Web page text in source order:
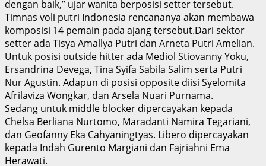
dengan baik,” ujar wanita berposisi setter tersebut.
Timnas voli putri Indonesia rencananya akan membawa
komposisi 14 pemain pada ajang tersebut.Dari sektor
setter ada Tisya Amallya Putri dan Arneta Putri Amelian.
Untuk posisi outside hitter ada Mediol Stiovanny Yoku,
Ersandrina Devega, Tina Syifa Sabila Salim serta Putri
Nur Agustin. Adapun di posisi opposite diisi Syelomita
Afrilaviza Wongkar, dan Arsela Nuari Purnama.
Sedang untuk middle blocker dipercayakan kepada
Chelsa Berliana Nurtomo, Maradanti Namira Tegariani,
dan Geofanny Eka Cahyaningtyas. Libero dipercayakan
kepada Indah Gurento Margiani dan Fajriahni Ema
Herawati.